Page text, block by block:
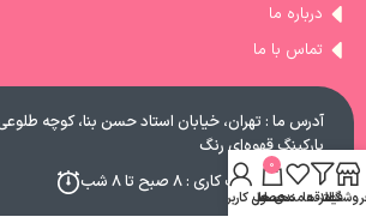
درباره ما
تماس با ما
پارکینگ قهوه‌ای رنگ
ساعات کاری : ۸ صبح تا ۸ شب
فیلتر ها
علاقه مندی ها
0
محصول
حساب کاربری من